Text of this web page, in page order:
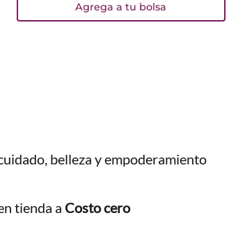
Agrega a tu bolsa
belleza y empoderamiento
tienda a Costo cero